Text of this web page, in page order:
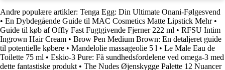
Andre populære artikler: Tenga Egg: Din Ultimate Onani-Følgesvend
• En Dybdegående Guide til MAC Cosmetics Matte Lipstick Mehr•
Guide til køb af Offly Fast Fugtgivende Fjerner 222 ml • RFSU Intim
Ingrown Hair Cream • Brow Pen Medium Brown: En detaljeret guide
til potentielle købere • Mandelolie massageolie 5 l • Le Male Eau de
Toilette 75 ml • Eskio-3 Pure: Få sundhedsfordelene ved omega-3 med
dette fantastiske produkt • The Nudes Øjenskygge Palette 12 Nuancer